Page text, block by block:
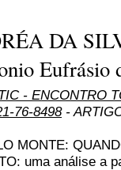
DA
Eufrásio
- ENCONTRO
76-8498-
MONTE:
uma análise a